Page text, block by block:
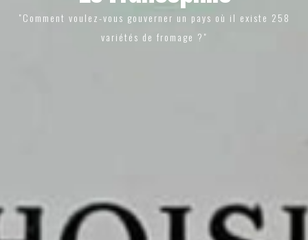
"Comment voulez-vous gouverner un pays où il existe 258
variétés de fromage ?"